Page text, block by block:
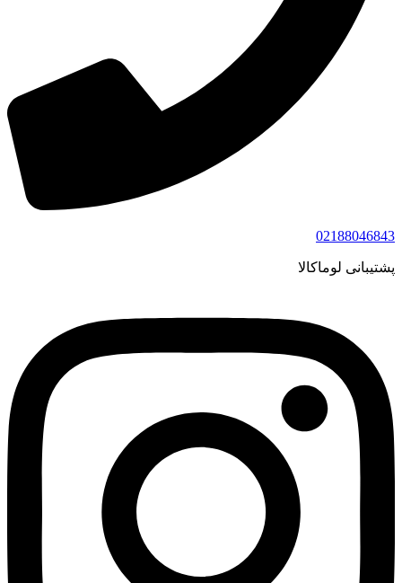
02188046843
پشتیبانی لوماکالا